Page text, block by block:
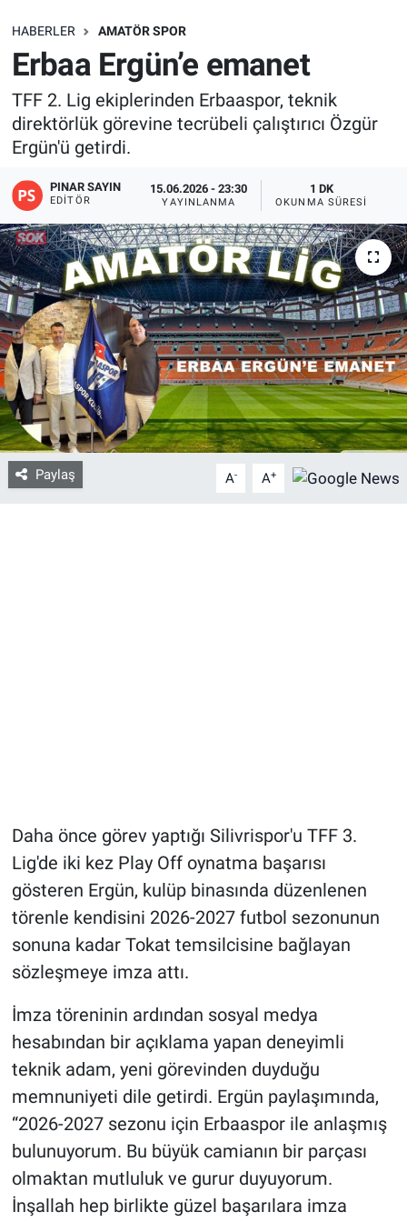
HABERLER AMATÖR SPOR
Erbaa Ergün’e emanet
TFF 2. Lig ekiplerinden Erbaaspor, teknik
direktörlük görevine tecrübeli çalıştırıcı Özgür
Ergün'ü getirdi.
PINAR SAYIN
EDITÖR
15.06.2026 - 23:30
YAYINLANMA
1 DK
OKUNMA SÜRESI
Paylaş A- A+
Daha önce görev yaptığı Silivrispor'u TFF 3.
Lig'de iki kez Play Off oynatma başarısı
gösteren Ergün, kulüp binasında düzenlenen
törenle kendisini 2026-2027 futbol sezonunun
sonuna kadar Tokat temsilcisine bağlayan
sözleşmeye imza attı.
İmza töreninin ardından sosyal medya
hesabından bir açıklama yapan deneyimli
teknik adam, yeni görevinden duyduğu
memnuniyeti dile getirdi. Ergün paylaşımında,
“2026-2027 sezonu için Erbaaspor ile anlaşmış
bulunuyorum. Bu büyük camianın bir parçası
olmaktan mutluluk ve gurur duyuyorum.
İnşallah hep birlikte güzel başarılara imza
SAĞLIK
EKONOMİ
EĞİTİM
ASTROLOJİ
MANŞET
RESMİ İLANLAR
İLAN
Bize ulaşın